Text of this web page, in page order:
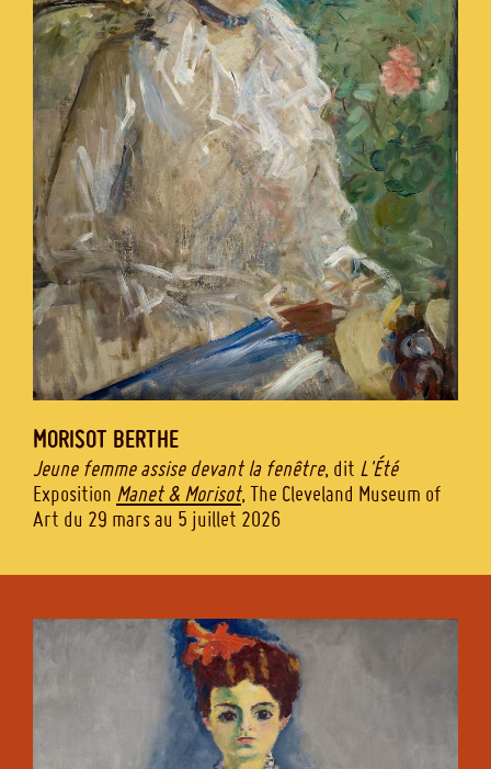
MORISOT BERTHE
Jeune femme assise devant la fenêtre, dit L'Été
Exposition Manet & Morisot, The Cleveland Museum of
Art du 29 mars au 5 juillet 2026